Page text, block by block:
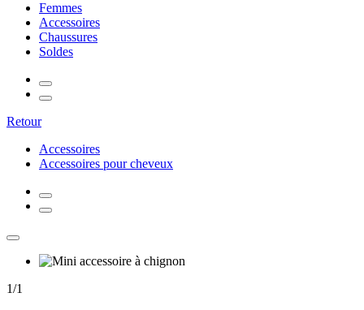
Femmes
Accessoires
Chaussures
Soldes
Retour
Accessoires
Accessoires pour cheveux
1/1